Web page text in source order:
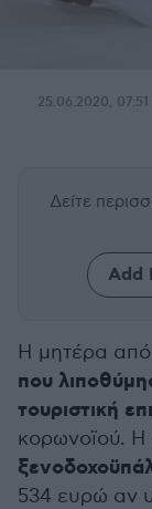
25.06.2020, 07:51
Δείτε
Add
H μητέρα
που
τουριστική
κορωνοϊού. Η
534 ευρώ αν